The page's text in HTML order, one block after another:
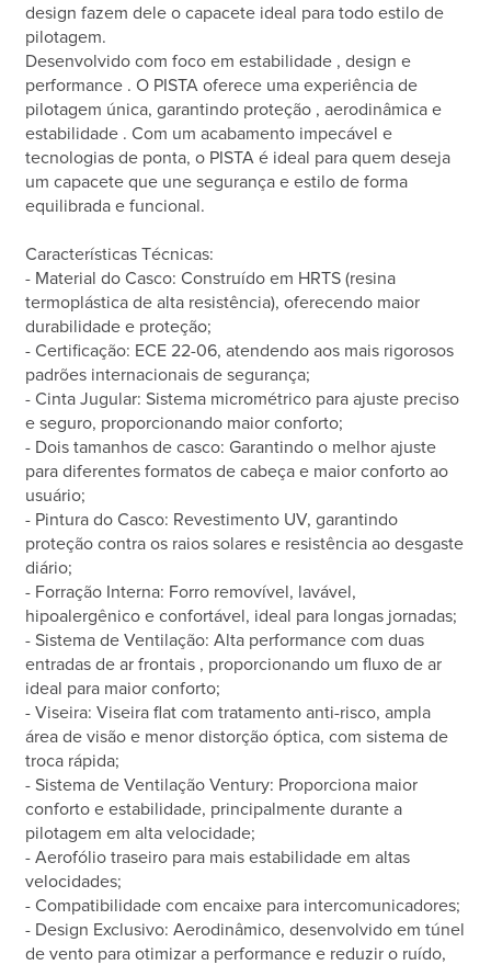
design fazem dele o capacete ideal para todo estilo de
pilotagem.
Desenvolvido com foco em estabilidade , design e
performance . O PISTA oferece uma experiência de
pilotagem única, garantindo proteção , aerodinâmica e
estabilidade . Com um acabamento impecável e
tecnologias de ponta, o PISTA é ideal para quem deseja
um capacete que une segurança e estilo de forma
equilibrada e funcional.
Características Técnicas:
- Material do Casco: Construído em HRTS (resina
termoplástica de alta resistência), oferecendo maior
durabilidade e proteção;
- Certificação: ECE 22-06, atendendo aos mais rigorosos
padrões internacionais de segurança;
- Cinta Jugular: Sistema micrométrico para ajuste preciso
e seguro, proporcionando maior conforto;
- Dois tamanhos de casco: Garantindo o melhor ajuste
para diferentes formatos de cabeça e maior conforto ao
usuário;
- Pintura do Casco: Revestimento UV, garantindo
proteção contra os raios solares e resistência ao desgaste
diário;
- Forração Interna: Forro removível, lavável,
hipoalergênico e confortável, ideal para longas jornadas;
- Sistema de Ventilação: Alta performance com duas
entradas de ar frontais , proporcionando um fluxo de ar
ideal para maior conforto;
- Viseira: Viseira flat com tratamento anti-risco, ampla
área de visão e menor distorção óptica, com sistema de
troca rápida;
- Sistema de Ventilação Ventury: Proporciona maior
conforto e estabilidade, principalmente durante a
pilotagem em alta velocidade;
- Aerofólio traseiro para mais estabilidade em altas
velocidades;
- Compatibilidade com encaixe para intercomunicadores;
- Design Exclusivo: Aerodinâmico, desenvolvido em túnel
de vento para otimizar a performance e reduzir o ruído,